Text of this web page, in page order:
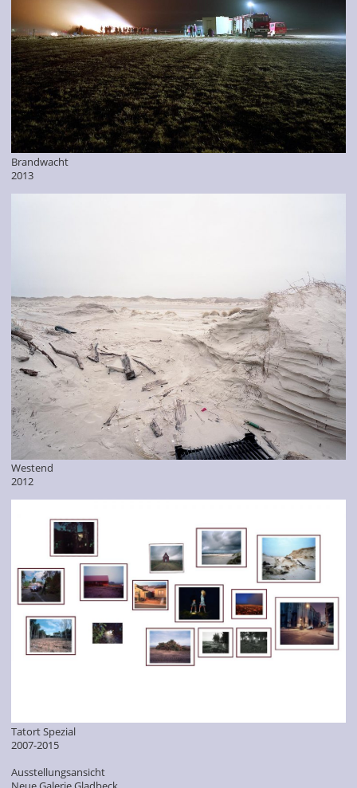
Brandwacht
2013
Westend
2012
Tatort Spezial
2007-2015
Ausstellungsansicht